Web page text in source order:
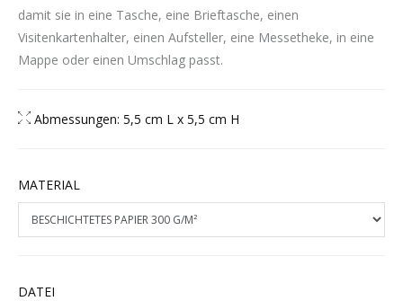
damit sie in eine Tasche, eine Brieftasche, einen
Visitenkartenhalter, einen Aufsteller, eine Messetheke, in eine
Mappe oder einen Umschlag passt.
Abmessungen: 5,5 cm L x 5,5 cm H
MATERIAL
DATEI